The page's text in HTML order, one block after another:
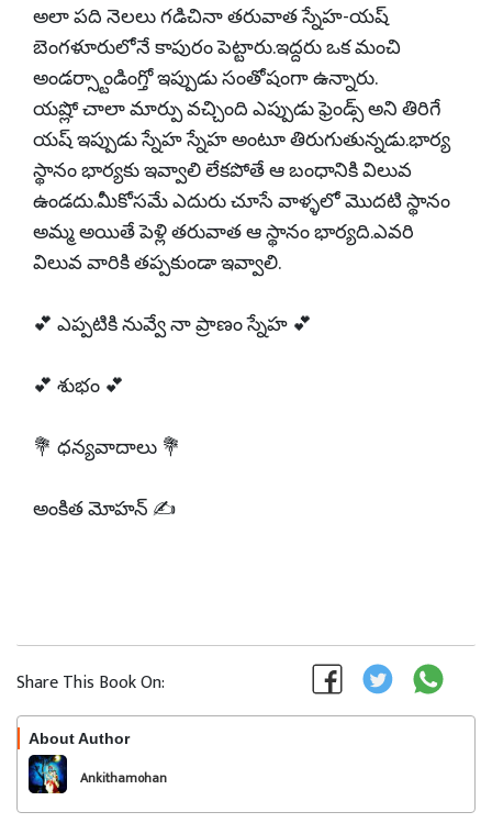
అలా పది నెలలు గడిచినా తరువాత స్నేహ-యష్
బెంగళూరులోనే కాపురం పెట్టారు.ఇద్దరు ఒక మంచి
అండర్స్టాండింగ్తో ఇప్పుడు సంతోషంగా ఉన్నారు.
యష్లో చాలా మార్పు వచ్చింది ఎప్పుడు ఫ్రెండ్స్ అని తిరిగే
యష్ ఇప్పుడు స్నేహ స్నేహ అంటూ తిరుగుతున్నడు.భార్య
స్థానం భార్యకు ఇవ్వాలి లేకపోతే ఆ బంధానికి విలువ
ఉండదు.మీకోసమే ఎదురు చూసే వాళ్ళలో మొదటి స్థానం
అమ్మ అయితే పెళ్లి తరువాత ఆ స్థానం భార్యది.ఎవరి
విలువ వారికి తప్పకుండా ఇవ్వాలి.
💕 ఎప్పటికి నువ్వే నా ప్రాణం స్నేహ 💕
💕 శుభం 💕
💐 ధన్యవాదాలు 💐
అంకిత మోహన్ ✍️
Share This Book On:
About Author
Ankithamohan